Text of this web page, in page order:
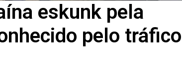
eskunk pela
pelo tráfico